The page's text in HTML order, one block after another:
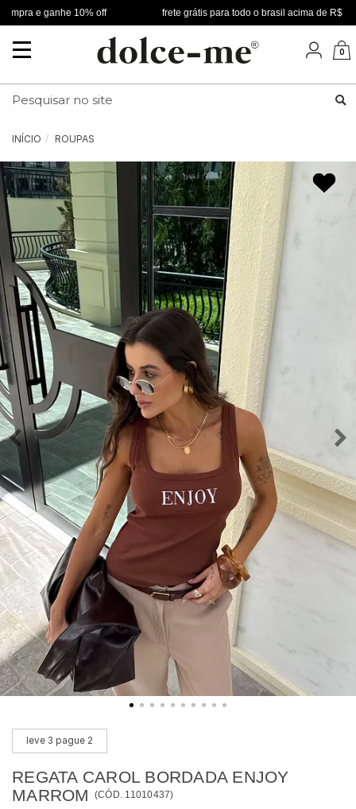
e ganhe 10% off frete grátis para todo o brasil acima de R$ 349
Mudar
0
INÍCIO ROUPAS
leve 3 pague 2
REGATA CAROL BORDADA ENJOY
MARROM
(CÓD. 11010437)